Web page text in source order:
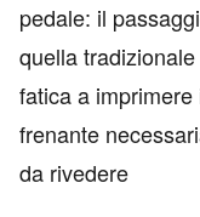
pedale: il
quella
fatica a
frenante
da rivedere